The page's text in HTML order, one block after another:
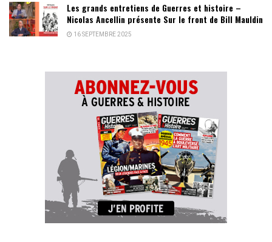
Les grands entretiens de Guerres et histoire –
Nicolas Ancellin présente Sur le front de Bill Mauldin
16 SEPTEMBRE 2025